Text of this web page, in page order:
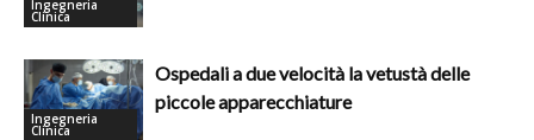
Ingegneria
Clinica
Ingegneria
Clinica
Ospedali a due velocità la vetustà delle
piccole apparecchiature